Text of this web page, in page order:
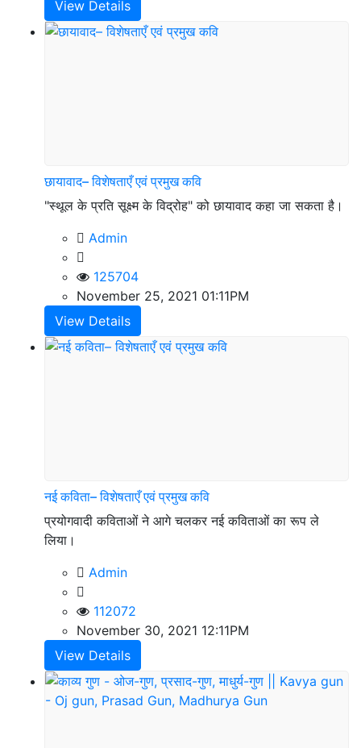
View Details
छायावाद– विशेषताएँ एवं प्रमुख कवि
"स्थूल के प्रति सूक्ष्म के विद्रोह" को छायावाद कहा जा सकता है।
Admin
125704
November 25, 2021 01:11PM
View Details
नई कविता– विशेषताएँ एवं प्रमुख कवि
प्रयोगवादी कविताओं ने आगे चलकर नई कविताओं का रूप ले
लिया।
Admin
112072
November 30, 2021 12:11PM
View Details